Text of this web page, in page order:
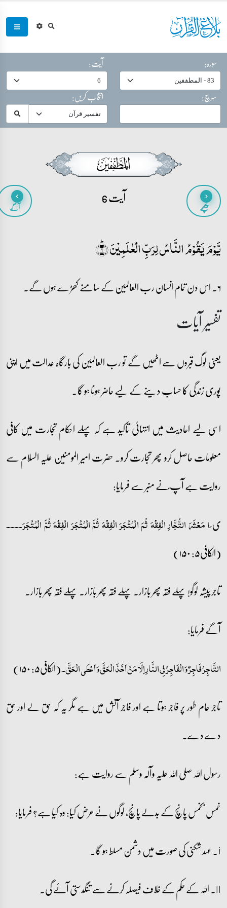
سورہ:
آیت:
سرچ:
انتخاب کریں:
پیچھے آیت 6 آگے
یَّوۡمَ یَقُوۡمُ النَّاسُ لِرَبِّ الۡعٰلَمِیۡنَ ؕ﴿۶﴾
۶۔ اس دن تمام انسان رب العالمین کے سامنے کھڑے ہوں گے۔
تفسیر آیات
یعنی لوگ قبروں سے اٹھیں گے تو رب العالمین کی بارگاہ عدالت میں اپنی
پوری زندگی کا حساب دینے کے لیے حاضر ہونا ہو گا۔
اسی لیے احادیث میں انتہائی تاکید ہے کہ پہلے احکام تجارت میں کافی
معلومات حاصل کرو پھر تجارت کرو۔ حضرت امیر المومنین علیہ السلام سے
روایت ہے آپ ؑنے منبر سے فرمایا:
یَا مَعْشَرَ التُّجَّارِ الْفِقْہَ ثُمَ الْمُتْجَرَ الْفِقْہَ ثُمَّ الْمُتْجَرَ الْفِقْہَ ثُمَّ الْمُتْجَرَ۔۔۔۔
(الکافی۵: ۱۵۰)
تاجر پیشہ لوگو! پہلے فقہ پھر بازار۔ پہلے فقہ پھر بازار۔ پہلے فقہ پھر بازار۔
آگے فرمایا:
التَّاجِرُ فَاجِرٌ وَ الْفَاجِرُ فِی النَّارِ اِلَّا مَنْ اَخَذَ الْحَقَّ وَ اَعْطَی الْحَقَّ۔(الکافی۵: ۱۵۰)
تاجر عام طور پر فاجر ہوتا ہے اور فاجر آتش میں ہے مگر یہ کہ حق لے اور حق
دے دے۔
رسول اللہ صلی اللہ علیہ وآلہ وسلم سے روایت ہے:
خمس بخمس پانچ کے بدلے پانچ، لوگوں نے عرض کیا: وہ کیا ہے؟ فرمایا:
i۔ عہد شکنی کی صورت میں دشمن مسلط ہو گا۔
ii۔ اللہ کے حکم کے خلاف فیصلہ کرنے سے تنگدستی آئے گی۔